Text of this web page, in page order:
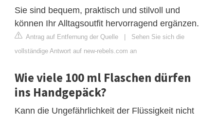
Sie sind bequem, praktisch und stilvoll und
können Ihr Alltagsoutfit hervorragend ergänzen.
Antrag auf Entfernung der Quelle | Sehen Sie sich die
vollständige Antwort auf new-rebels.com an
Wie viele 100 ml Flaschen dürfen
ins Handgepäck?
Kann die Ungefährlichkeit der Flüssigkeit nicht